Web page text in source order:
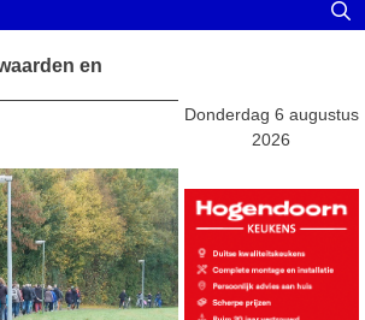
en
Donderdag 6 augustus
2026